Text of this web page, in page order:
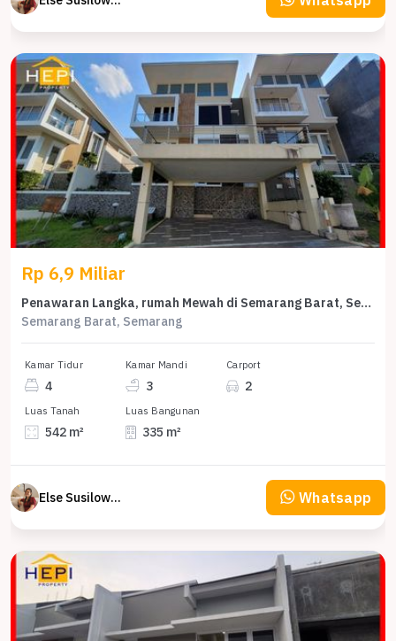
Rp 6,9 Miliar
Penawaran Langka, rumah Mewah di Semarang Barat, Semarang, LB 335m²
Semarang Barat, Semarang
Kamar Tidur
4
Kamar Mandi
3
Carport
2
Luas Tanah
542 m²
Luas Bangunan
335 m²
Else Susilowaty Whatsapp